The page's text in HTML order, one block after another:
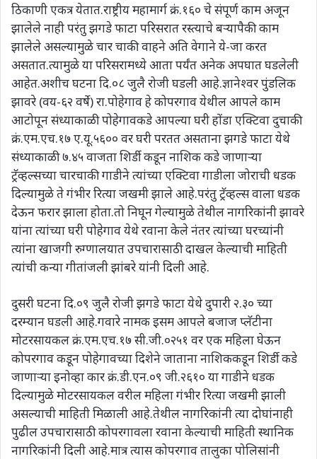
ठिकाणी एकत्र येतात.राष्ट्रीय महामार्ग क्रं.१६० चे संपूर्ण काम अजून
झालेले नाही परंतु झगडे फाटा परिसरात रस्त्याचे बऱ्यापैकी काम
झालेले असल्यामुळे चार चाकी वाहने अति वेगाने ये-जा करत
असतात.त्यामुळे या परिसरामध्ये आता पर्यंत अनेक अपघात घडलेली
आहेत.अशीच घटना दि.०८ जुलै रोजी घडली आहे.ज्ञानेश्वर पुंडलिक
झावरे (वय-६२ वर्षे) रा.पोहेगाव हे कोपरगाव येथील आपले काम
आटोपून संध्याकाळी पोहेगावकडे आपल्या घरी होंडा एक्टिवा दुचाकी
क्रं.एम.एच.१७ ए.यू.५६०० वर घरी परतत असताना झगडे फाटा येथे
संध्याकाळी ७.४५ वाजता शिर्डी कडून नाशिक कडे जाणाऱ्या
ट्रॅव्हल्सच्या चारचाकी गाडीने त्यांच्या एक्टिवा गाडीला जोराची धडक
दिल्यामुळे ते गंभीर रित्या जखमी झाले आहे.परंतु ट्रॅव्हल्स वाला धडक
देऊन फरार झाला होता.तो निघून गेल्यामुळे तेथील नागरिकांनी झावरे
यांना त्यांच्या घरी पोहेगाव येथे रवाना केले नंतर त्यांच्या घरच्यांनी
त्यांना खाजगी रुग्णालयात उपचारासाठी दाखल केल्याची माहिती
त्यांची कन्या गीतांजली झांबरे यांनी दिली आहे.
दुसरी घटना दि.०९ जुलै रोजी झगडे फाटा येथे दुपारी २.३० च्या
दरम्यान घडली आहे.गवारे नामक इसम आपले बजाज प्लॅटीना
मोटरसायकल क्रं.एम.एच.१७ सी.जी.०२५१ वर एक महिला घेऊन
कोपरगाव कडून पोहेगावच्या दिशेने जाताना नाशिककडून शिर्डी कडे
जाणाऱ्या इनोव्हा कार क्रं.डी.एन.०९ जी.२६१० या गाडीने धडक
दिल्यामुळे मोटरसायकल वरील महिला गंभीर रित्या जखमी झाली
असल्याची माहिती मिळाली आहे.तेथील नागरिकांनी त्या दोघांनाही
पुढील उपचारासाठी कोपरगावला रवाना केल्याची माहिती स्थानिक
नागरिकांनी दिली आहे.मात्र त्यास कोपरगाव तालुका पोलिसांनी